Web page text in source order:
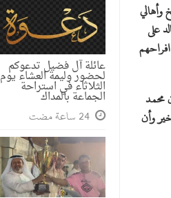
عائلة آل فضيل تدعوكم
لحضور وليمة العشاء يوم
الثلاثاء في استراحة
الجماعة بالمداك
‏24 ساعة مضت
على
محمد
وأن